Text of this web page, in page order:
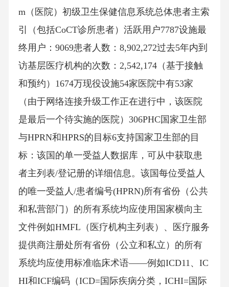
m（医院）初级卫生保健信息系统总体患者主索
引（包括CoCT诊所患者）活跃用户7787设施最
终用户：9069患者人数：8,902,272过去5年内到
访基层医疗机构的次数：2,542,174（基于接触
和预约）1674万现役设施54家医院中有53家
（由于网络连接升级工作正在进行中，该医院
是最后一个待实施的医院）306PHC国家卫生部
与HPRN和HPRS的目标6支持国家卫生部的目
标：该国的单一受益人数据库，可从中获取患
者主列表/登记册的详细信息。该国每位受益人
的唯一受益人/患者编号(HPRN)所有省份（公共
和私营部门）的所有系统均应使用国家横向主
文件例如HMFL（医疗机构主列表）、医疗服务
提供商注册处所有省份（公立和私立）的所有
系统均应使用标准临床术语——例如ICD11、IC
HI和ICF编码（ICD=国际疾病分类，ICHI=国际